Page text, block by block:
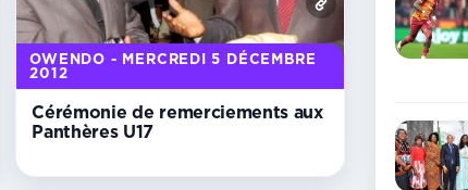
OWENDO - MERCREDI 5 DÉCEMBRE
2012
Cérémonie de remerciements aux
Panthères U17